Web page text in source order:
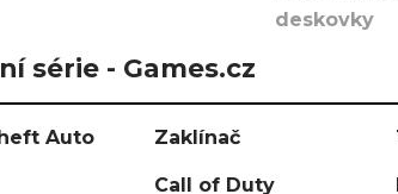
deskovky
série - Games.cz
Auto Zaklínač
Call of Duty